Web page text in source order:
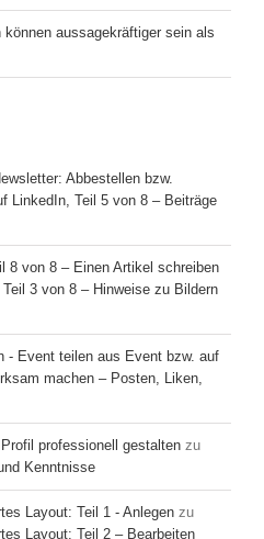
aussagekräftiger sein als
Abbestellen bzw.
LinkedIn, Teil 5 von 8 – Beiträge
8 von 8 – Einen Artikel schreiben
3 von 8 – Hinweise zu Bildern
- Event teilen aus Event bzw. auf
machen – Posten, Liken,
professionell gestalten zu
Kenntnisse
Layout: Teil 1 - Anlegen zu
Layout: Teil 2 – Bearbeiten